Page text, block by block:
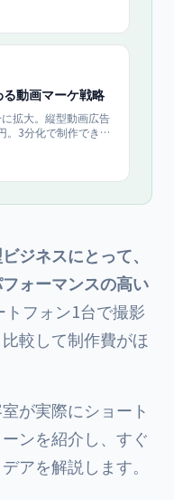
動画マーケ戦略
拡大。縦型動画広告
。3分化で制作できる
5,000円以下の自社制
ジネスにとって、
ォーマンスの高い
トフォン1台で撮影
較して制作費がほ
が実際にショート
ンを紹介し、すぐ
アを解説します。